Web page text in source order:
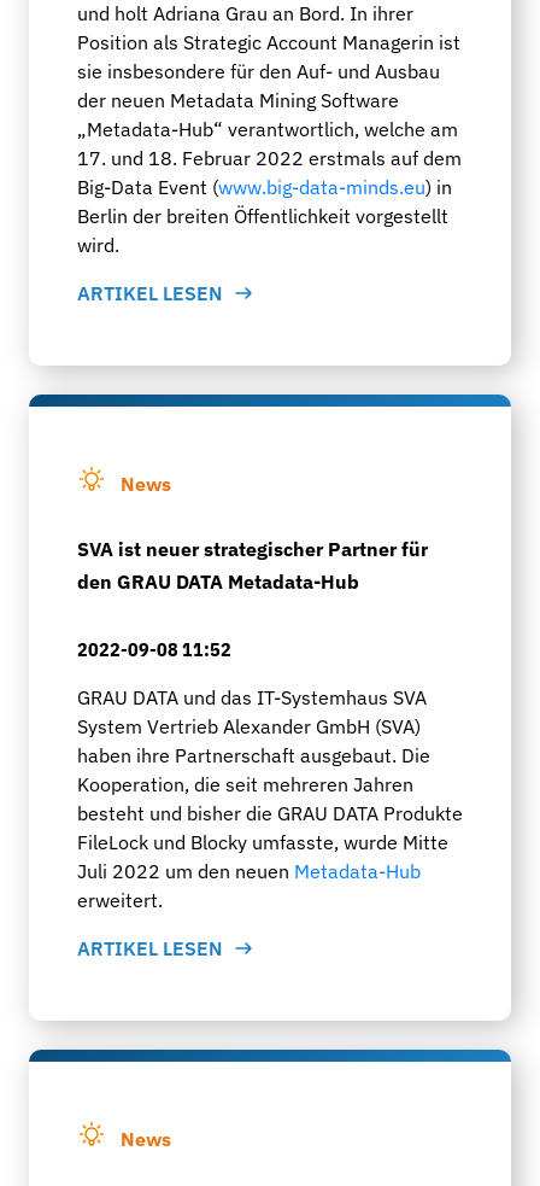
und holt Adriana Grau an Bord. In ihrer
Position als Strategic Account Managerin ist
sie insbesondere für den Auf- und Ausbau
der neuen Metadata Mining Software
„Metadata-Hub“ verantwortlich, welche am
17. und 18. Februar 2022 erstmals auf dem
Big-Data Event (www.big-data-minds.eu) in
Berlin der breiten Öffentlichkeit vorgestellt
wird.
ARTIKEL LESEN
News
SVA ist neuer strategischer Partner für
den GRAU DATA Metadata-Hub
2022-09-08 11:52
GRAU DATA und das IT-Systemhaus SVA
System Vertrieb Alexander GmbH (SVA)
haben ihre Partnerschaft ausgebaut. Die
Kooperation, die seit mehreren Jahren
besteht und bisher die GRAU DATA Produkte
FileLock und Blocky umfasste, wurde Mitte
Juli 2022 um den neuen Metadata-Hub
erweitert.
ARTIKEL LESEN
News